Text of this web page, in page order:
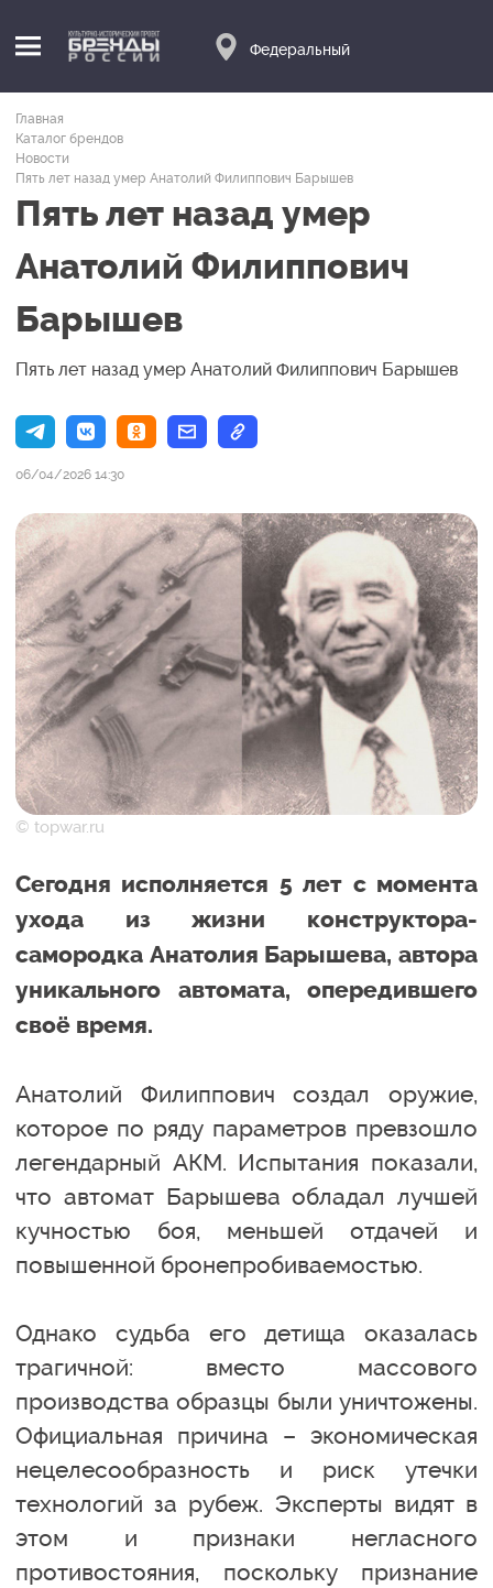
Федеральный
Главная
Каталог брендов
Новости
Пять лет назад умер Анатолий Филиппович Барышев
Пять лет назад умер
Анатолий Филиппович
Барышев
Пять лет назад умер Анатолий Филиппович Барышев
06/04/2026 14:30
© topwar.ru
Сегодня исполняется 5 лет с момента
ухода из жизни конструктора-
самородка Анатолия Барышева, автора
уникального автомата, опередившего
своё время.
Анатолий Филиппович создал оружие,
которое по ряду параметров превзошло
легендарный АКМ. Испытания показали,
что автомат Барышева обладал лучшей
кучностью боя, меньшей отдачей и
повышенной бронепробиваемостью.
Однако судьба его детища оказалась
трагичной: вместо массового
производства образцы были уничтожены.
Официальная причина – экономическая
нецелесообразность и риск утечки
технологий за рубеж. Эксперты видят в
этом и признаки негласного
противостояния, поскольку признание